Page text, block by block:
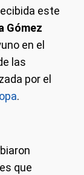
este
Gómez
en el
las
por el
.
que